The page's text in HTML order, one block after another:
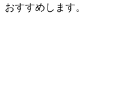
おすすめします。